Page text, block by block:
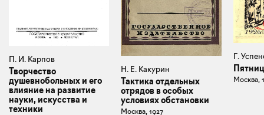
П. И. Карпов
Творчество
душевнобольных и его
влияние на развитие
науки, искусства и
техники
Н. Е. Какурин
Тактика отдельных
отрядов в особых
условиях обстановки
Москва, 1927
Г.
Москва,